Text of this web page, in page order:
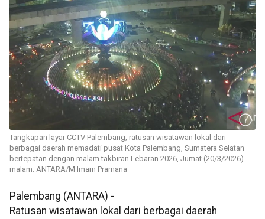
Tangkapan layar CCTV Palembang, ratusan wisatawan lokal dari
berbagai daerah memadati pusat Kota Palembang, Sumatera Selatan
bertepatan dengan malam takbiran Lebaran 2026, Jumat (20/3/2026)
malam. ANTARA/M Imam Pramana
Palembang (ANTARA) -
Ratusan wisatawan lokal dari berbagai daerah